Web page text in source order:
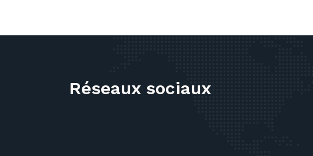
Réseaux sociaux